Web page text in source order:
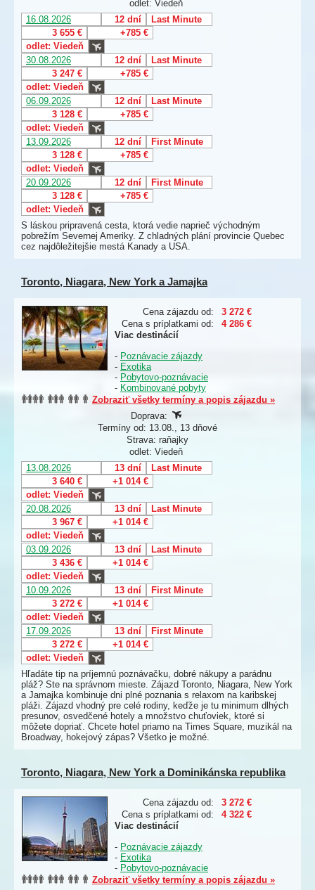
odlet: Viedeň
16.08.2026
12 dní
Last Minute
3 655 €
+785 €
odlet: Viedeň
30.08.2026
12 dní
Last Minute
3 247 €
+785 €
odlet: Viedeň
06.09.2026
12 dní
Last Minute
3 128 €
+785 €
odlet: Viedeň
13.09.2026
12 dní
First Minute
3 128 €
+785 €
odlet: Viedeň
20.09.2026
12 dní
First Minute
3 128 €
+785 €
odlet: Viedeň
S láskou pripravená cesta, ktorá vedie naprieč východným
pobrežím Severnej Ameriky. Z chladných plání provincie Quebec
cez najdôležitejšie mestá Kanady a USA.
Toronto, Niagara, New York a Jamajka
Cena zájazdu od:
3 272 €
Cena s príplatkami od:
4 286 €
Viac destinácií
- Poznávacie zájazdy
- Exotika
- Pobytovo-poznávacie
- Kombinované pobyty
Zobraziť všetky termíny a popis zájazdu »
Doprava:
Termíny od: 13.08., 13 dňové
Strava: raňajky
odlet: Viedeň
13.08.2026
13 dní
Last Minute
3 640 €
+1 014 €
odlet: Viedeň
20.08.2026
13 dní
Last Minute
3 967 €
+1 014 €
odlet: Viedeň
03.09.2026
13 dní
Last Minute
3 436 €
+1 014 €
odlet: Viedeň
10.09.2026
13 dní
First Minute
3 272 €
+1 014 €
odlet: Viedeň
17.09.2026
13 dní
First Minute
3 272 €
+1 014 €
odlet: Viedeň
Hľadáte tip na príjemnú poznávačku, dobré nákupy a parádnu
pláž? Ste na správnom mieste. Zájazd Toronto, Niagara, New York
a Jamajka kombinuje dni plné poznania s relaxom na karibskej
pláži. Zájazd vhodný pre celé rodiny, keďže je tu minimum dlhých
presunov, osvedčené hotely a množstvo chuťoviek, ktoré si
môžete dopriať. Chcete hotel priamo na Times Square, muzikál na
Broadway, hokejový zápas? Všetko je možné.
Toronto, Niagara, New York a Dominikánska republika
Cena zájazdu od:
3 272 €
Cena s príplatkami od:
4 322 €
Viac destinácií
- Poznávacie zájazdy
- Exotika
- Pobytovo-poznávacie
Zobraziť všetky termíny a popis zájazdu »